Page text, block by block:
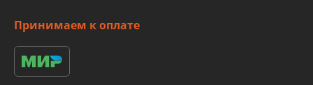
Принимаем к оплате